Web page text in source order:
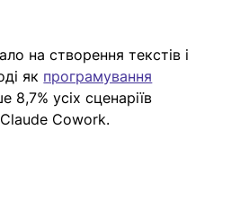
на створення текстів і
як програмування
8,7% усіх сценаріїв
Cowork.